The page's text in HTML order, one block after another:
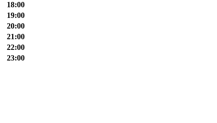
18:00
19:00
20:00
21:00
22:00
23:00